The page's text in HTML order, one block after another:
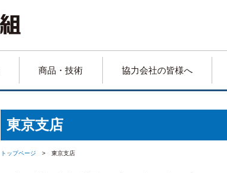
商品・技術 協力会社の皆様へ
東京支店
トップページ > 東京支店